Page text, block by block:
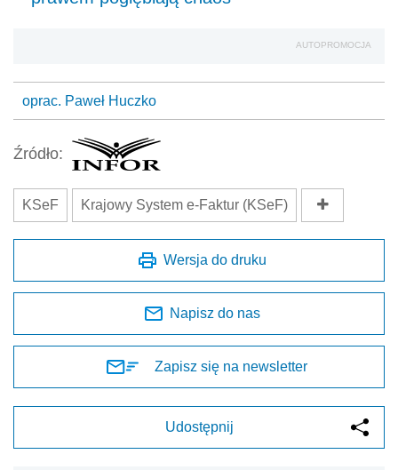
AUTOPROMOCJA
oprac. Paweł Huczko
Źródło:
KSeF Krajowy System e-Faktur (KSeF)
Wersja do druku
Napisz do nas
Zapisz się na newsletter
Udostępnij